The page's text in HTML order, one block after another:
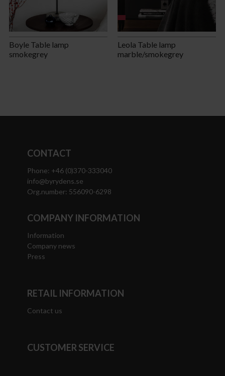
Boyle Table lamp
smokegrey
Leola Table lamp
marble/smokegrey
CONTACT
Phone: +46 (0)370-333040
info@byrydens.se
Org.number: 556090-6298
COMPANY INFORMATION
Information
Company news
Press
RETAIL INFORMATION
Contact us
CUSTOMER SERVICE